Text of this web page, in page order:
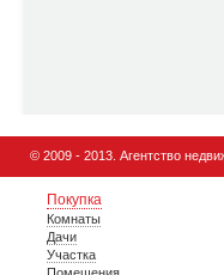
© 2009 - 2013. Агентство
Покупка
Комнаты
Дачи
Участка